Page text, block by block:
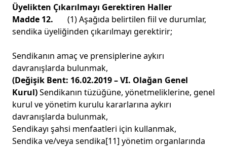
Üyelikten Çıkarılmayı Gerektiren Haller
Madde 12. (1) Aşağıda belirtilen fiil ve durumlar,
sendika üyeliğinden çıkarılmayı gerektirir;
Sendikanın amaç ve prensiplerine aykırı
davranışlarda bulunmak,
(Değişik Bent: 16.02.2019 – VI. Olağan Genel
Kurul)Sendikanın tüzüğüne, yönetmeliklerine, genel
kurul ve yönetim kurulu kararlarına aykırı
davranışlarda bulunmak,
Sendikayı şahsi menfaatleri için kullanmak,
Sendika ve/veya sendika[11] yönetim organlarında